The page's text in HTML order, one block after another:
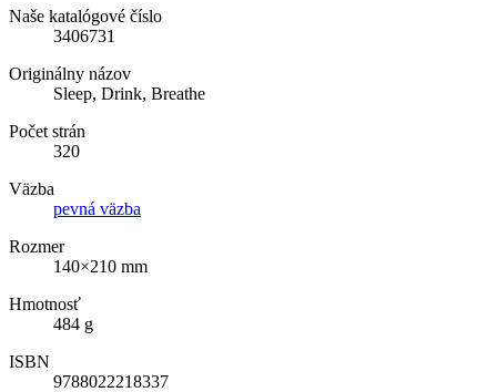
Naše katalógové číslo
3406731
Originálny názov
Sleep, Drink, Breathe
Počet strán
320
Väzba
pevná väzba
Rozmer
140×210 mm
Hmotnosť
484 g
ISBN
9788022218337